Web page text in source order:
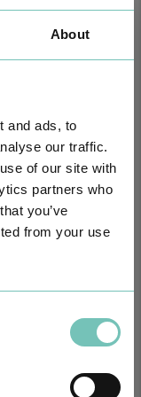
About
and ads, to
our traffic.
of our site with
partners who
you’ve
from your use